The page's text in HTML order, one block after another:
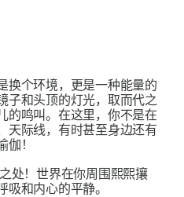
换个环境，更是一种能量的
子和头顶的灯光，取而代之
的鸣叫。在这里，你不是在
天际线，有时甚至身边还有
伽！
处！世界在你周围熙熙攘
吸和内心的平静。